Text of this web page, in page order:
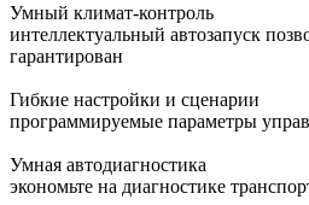
Умный климат-контроль
интеллектуальный автозапуск
гарантирован
Гибкие настройки и сценарии
программируемые параметры
Умная автодиагностика
экономьте на диагностике